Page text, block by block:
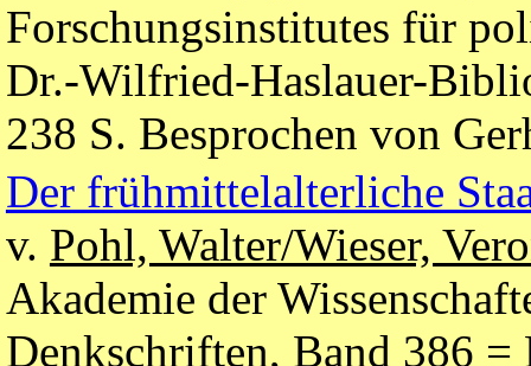
Forschungsinstitutes für
Dr.-Wilfried-Haslauer-
238 S. Besprochen von
Der frühmittelalterliche
v. Pohl, Walter/Wieser,
Akademie der
Denkschriften, Band 386 =